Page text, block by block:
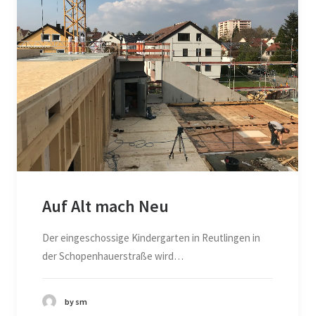
Auf Alt mach Neu
Der eingeschossige Kindergarten in Reutlingen in
der Schopenhauerstraße wird…
by sm